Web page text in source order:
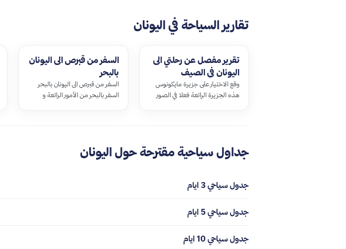
تقارير السياحة في اليونان
تقرير مفصل عن رحلتي الى
اليونان في الصيف
وقع الاختيار على جزيرة مايكونوس
هذه الجزيرة الرائعة فعلا في الصور
السفر من قبرص الى اليونان
بالبحر
السفر من قبرص الى اليونان بالبحر
السفر بالبحر من الأمور الرائعة و
جداول سياحية مقترحة حول اليونان
جدول سياحي 3 ايام
جدول سياحي 5 ايام
جدول سياحي 10 ايام